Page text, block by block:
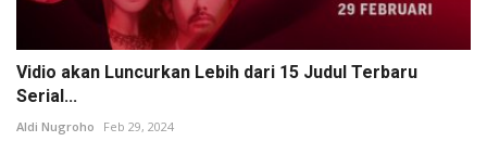
Vidio akan Luncurkan Lebih dari 15 Judul Terbaru
Serial...
Aldi Nugroho Feb 29, 2024